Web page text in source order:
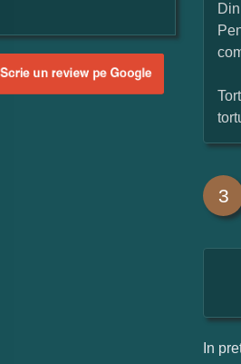
3
In